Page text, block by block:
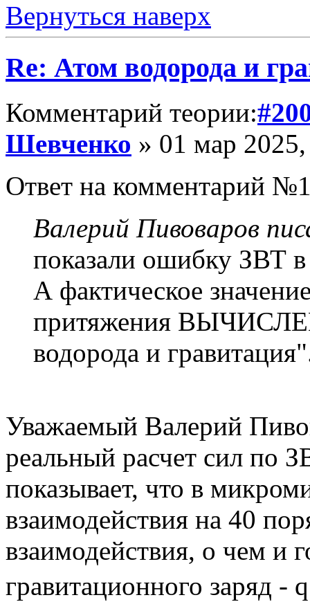
Вернуться наверх
Re: Атом водорода и
Комментарий теории:
Шевченко » 01 мар
Ответ на комментарий
Валерий Пивоваров
показали ошибку ЗВТ
А фактическое
притяжения
водорода и
Уважаемый Валерий
реальный расчет сил по
показывает, что в
взаимодействия на 40
взаимодействия, о чем и
гравитационного заряд - q